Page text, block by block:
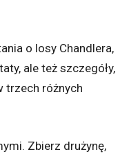
o losy Chandlera,
ale też szczegóły,
trzech różnych
Zbierz drużynę,